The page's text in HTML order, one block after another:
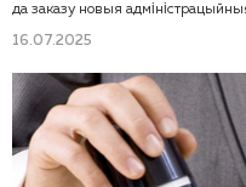
да заказу новыя
16.07.2025